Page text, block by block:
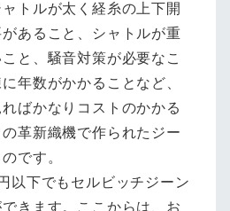
トルが太く経糸の上下開
あること、シャトルが重
と、騒音対策が必要なこ
年数がかかることなど、
ばかなりコストのかかる
革新織機で作られたジー
です。
以下でもセルビッチジーン
きます。ここからは、お